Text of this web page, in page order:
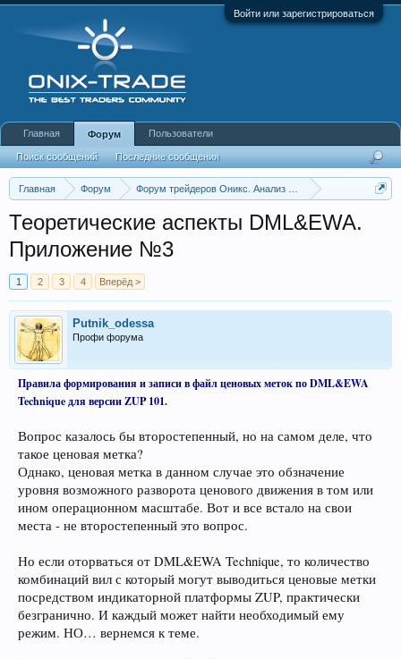
Войти или зарегистрироваться
Главная Форум
Форум трейдеров Оникс. Анализ и обсуждение рынка
Теоретические аспекты DML&EWA.
Приложение №3
1 2 3 4 Вперёд >
Putnik_odessa
Профи форума
Правила формирования и записи в файл ценовых меток по DML&EWA
Technique для версии ZUP 101.
Вопрос казалось бы второстепенный, но на самом деле, что
такое ценовая метка?
Однако, ценовая метка в данном случае это обзначение
уровня возможного разворота ценового движения в том или
ином операционном масштабе. Вот и все встало на свои
места - не второстепенный это вопрос.
Но если оторваться от DML&EWA Technique, то количество
комбинаций вил с который могут выводиться ценовые метки
посредством индикаторной платформы ZUP, практически
безгранично. И каждый может найти необходимый ему
режим. НО… вернемся к теме.
Главная Форум
Поиск сообщений Последние сообщения
Пользователи